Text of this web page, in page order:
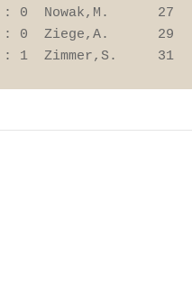
0  Nowak,M.      27
0  Ziege,A.      29
: 1  Zimmer,S.     31